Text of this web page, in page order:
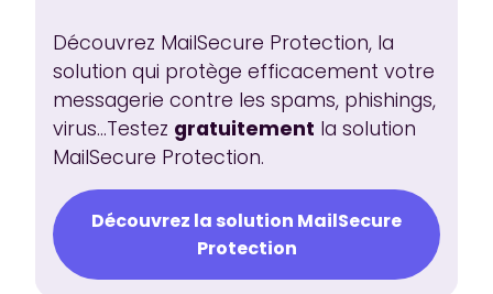
Découvrez MailSecure Protection, la
solution qui protège efficacement votre
messagerie contre les spams, phishings,
virus...Testez gratuitement la solution
MailSecure Protection.
Découvrez la solution MailSecure
Protection